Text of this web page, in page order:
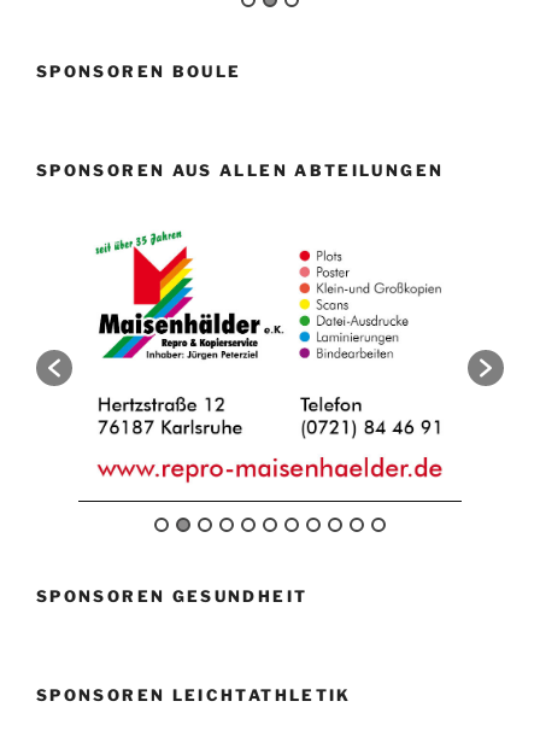
SPONSOREN BOULE
SPONSOREN AUS ALLEN ABTEILUNGEN
SPONSOREN GESUNDHEIT
SPONSOREN LEICHTATHLETIK